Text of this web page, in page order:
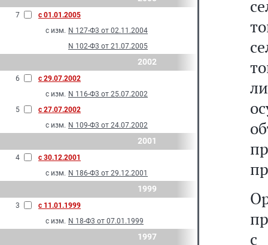
7
с 01.01.2005
с изм. N 127-Ф3 от 02.11.2004
N 102-Ф3 от 21.07.2005
2002
6
с 29.07.2002
с изм. N 116-Ф3 от 25.07.2002
5
с 27.07.2002
с изм. N 109-Ф3 от 24.07.2002
2001
4
с 30.12.2001
с изм. N 186-Ф3 от 29.12.2001
1999
3
с 11.01.1999
с изм. N 18-Ф3 от 07.01.1999
1997
с